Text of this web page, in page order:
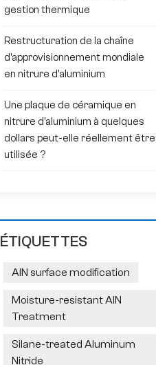
gestion thermique
Restructuration de la chaîne
d'approvisionnement mondiale
en nitrure d'aluminium
Une plaque de céramique en
nitrure d'aluminium à quelques
dollars peut-elle réellement être
utilisée ?
ÉTIQUETTES
AlN surface modification
Moisture-resistant AlN
Treatment
Silane-treated Aluminum
Nitride